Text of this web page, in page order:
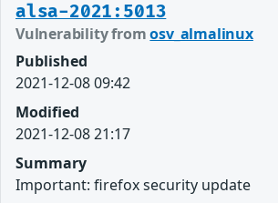
alsa-2021:5013
Vulnerability fromosv_almalinux
Published
2021-12-08 09:42
Modified
2021-12-08 21:17
Summary
Important: firefox security update